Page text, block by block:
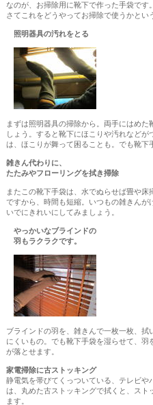
なのが、お掃除用に靴下で作った手袋です
さてこれをどうやってお掃除で使うかとい
照明器具の汚れをとる
まずは照明器具の掃除から。両手にはめ
しょう。すると靴下にほこりや汚れなど
は、ほこりが舞って困ることも。でも靴下
雑きん代わりに、
たたみやフローリングを拭き掃除
またこの靴下手袋は、水でぬらせば畳や
ですから、時間も短縮。いつもの雑きん
いでにきれいにしてみましょう。
やっかいなブラインドの
羽もラクラクです。
ブラインドの羽を、雑きんで一枚一枚、
にくいもの。でも靴下手袋を湿らせて、
が落とせます。
家電掃除に古ストッキング
静電気を帯びてくっついている、テレビや
は、丸めた古ストッキングで拭くと、スト
ます。